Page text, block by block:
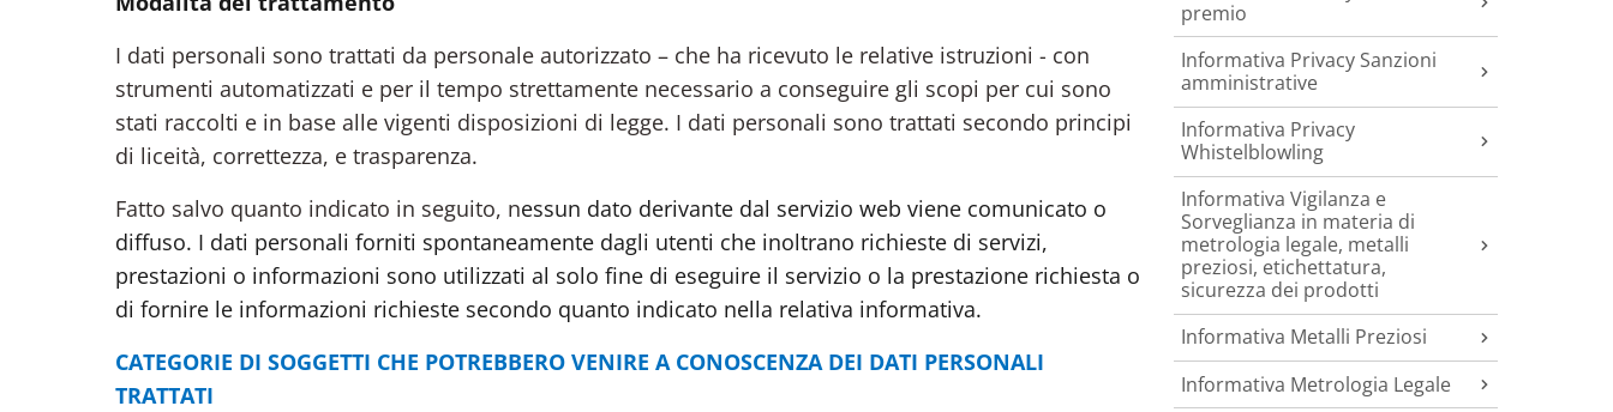
I dati personali sono trattati da personale autorizzato – che ha ricevuto le relative istruzioni - con
strumenti automatizzati e per il tempo strettamente necessario a conseguire gli scopi per cui sono
stati raccolti e in base alle vigenti disposizioni di legge. I dati personali sono trattati secondo principi
di liceità, correttezza, e trasparenza.
Fatto salvo quanto indicato in seguito, nessun dato derivante dal servizio web viene comunicato o
diffuso. I dati personali forniti spontaneamente dagli utenti che inoltrano richieste di servizi,
prestazioni o informazioni sono utilizzati al solo fine di eseguire il servizio o la prestazione richiesta o
di fornire le informazioni richieste secondo quanto indicato nella relativa informativa.
CATEGORIE DI SOGGETTI CHE POTREBBERO VENIRE A CONOSCENZA DEI DATI PERSONALI
TRATTATI
premio
Informativa Privacy Sanzioni
amministrative
Informativa Privacy
Whistelblowling
Informativa Vigilanza e
Sorveglianza in materia di
metrologia legale, metalli
preziosi, etichettatura,
sicurezza dei prodotti
Informativa Metalli Preziosi
Informativa Metrologia Legale